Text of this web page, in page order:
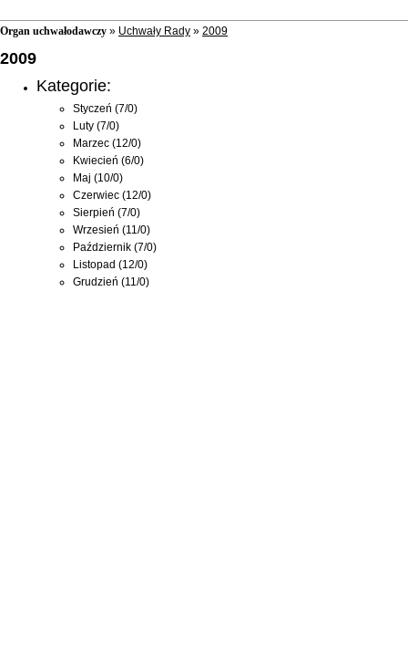
Organ uchwałodawczy » Uchwały Rady » 2009
2009
Kategorie:
Styczeń (7/0)
Luty (7/0)
Marzec (12/0)
Kwiecień (6/0)
Maj (10/0)
Czerwiec (12/0)
Sierpień (7/0)
Wrzesień (11/0)
Październik (7/0)
Listopad (12/0)
Grudzień (11/0)